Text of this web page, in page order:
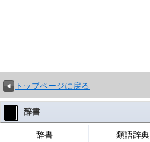
トップページに戻る
辞書
辞書 類語辞典